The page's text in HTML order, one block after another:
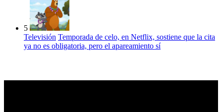
5
Televisión Temporada de celo, en Netflix, sostiene que la cita
ya no es obligatoria, pero el apareamiento sí